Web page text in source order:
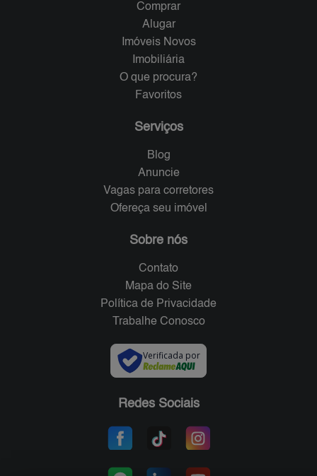
Comprar
Alugar
Imóveis Novos
Imobiliária
O que procura?
Favoritos
Serviços
Blog
Anuncie
Vagas para corretores
Ofereça seu imóvel
Sobre nós
Contato
Mapa do Site
Política de Privacidade
Trabalhe Conosco
Verificada por
Redes Sociais